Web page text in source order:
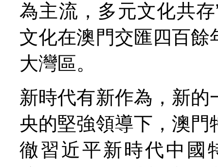
為主流，多元文化共
文化在澳門交匯四百
大灣區。
新時代有新作為，新
央的堅強領導下，澳
徹習近平新時代中國